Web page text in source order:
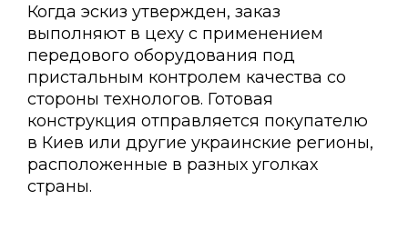
Когда эскиз утвержден, заказ
выполняют в цеху с применением
передового оборудования под
пристальным контролем качества со
стороны технологов. Готовая
конструкция отправляется покупателю
в Киев или другие украинские регионы,
расположенные в разных уголках
страны.